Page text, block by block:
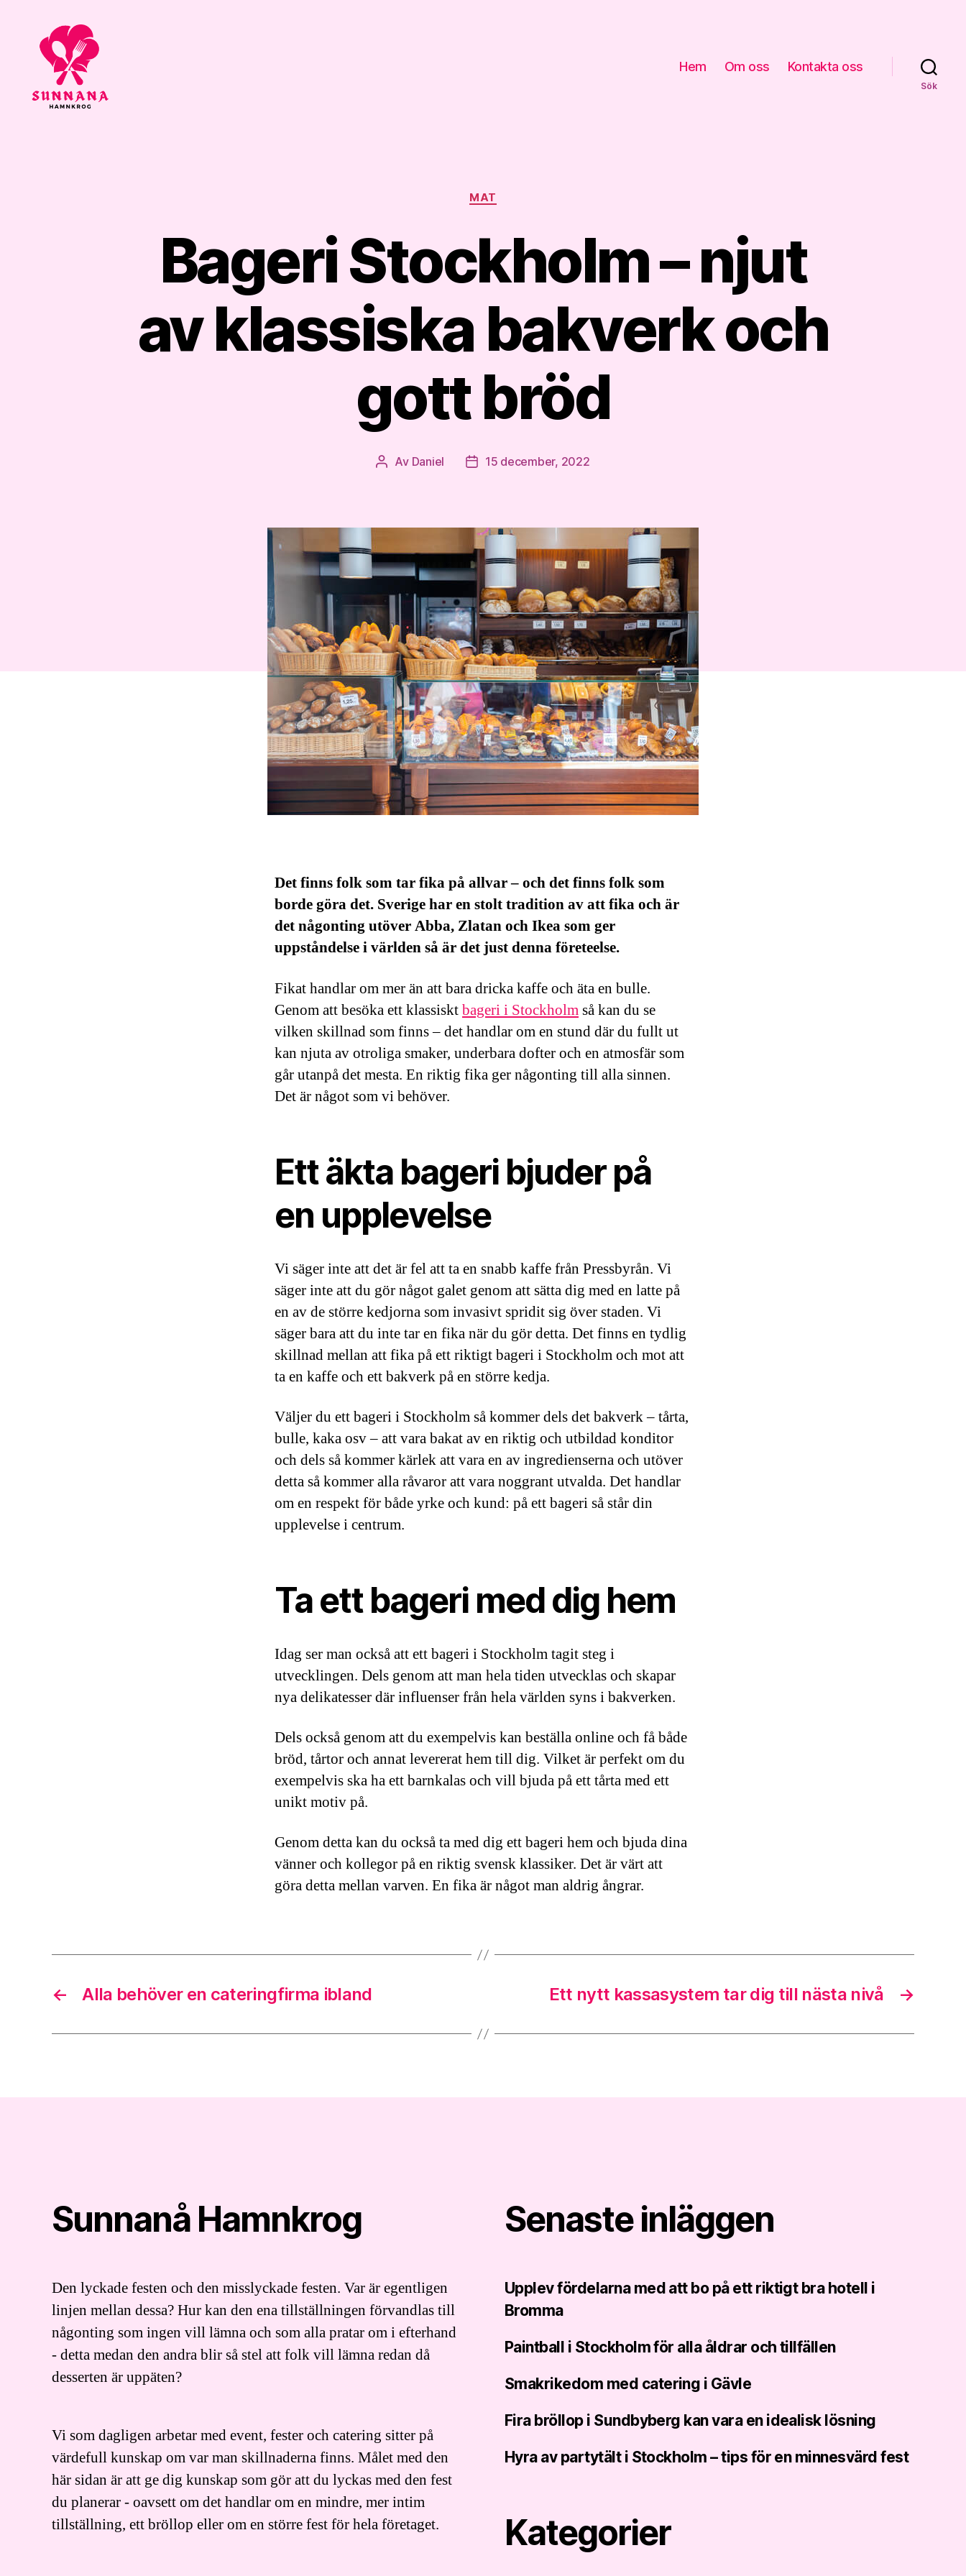
Hem Om oss Kontakta oss
Sök
Kategorier
MAT
Bageri Stockholm – njut
av klassiska bakverk och
gott bröd
Inläggsförfattare
Av Daniel Inläggsdatum
15 december, 2022
Det finns folk som tar fika på allvar – och det finns folk som
borde göra det. Sverige har en stolt tradition av att fika och är
det någonting utöver Abba, Zlatan och Ikea som ger
uppståndelse i världen så är det just denna företeelse.
Fikat handlar om mer än att bara dricka kaffe och äta en bulle.
Genom att besöka ett klassisktbageri i Stockholmså kan du se
vilken skillnad som finns – det handlar om en stund där du fullt ut
kan njuta av otroliga smaker, underbara dofter och en atmosfär som
går utanpå det mesta. En riktig fika ger någonting till alla sinnen.
Det är något som vi behöver.
Ett äkta bageri bjuder på
en upplevelse
Vi säger inte att det är fel att ta en snabb kaffe från Pressbyrån. Vi
säger inte att du gör något galet genom att sätta dig med en latte på
en av de större kedjorna som invasivt spridit sig över staden. Vi
säger bara att du inte tar en fika när du gör detta. Det finns en tydlig
skillnad mellan att fika på ett riktigt bageri i Stockholm och mot att
ta en kaffe och ett bakverk på en större kedja.
Väljer du ett bageri i Stockholm så kommer dels det bakverk – tårta,
bulle, kaka osv – att vara bakat av en riktig och utbildad konditor
och dels så kommer kärlek att vara en av ingredienserna och utöver
detta så kommer alla råvaror att vara noggrant utvalda. Det handlar
om en respekt för både yrke och kund: på ett bageri så står din
upplevelse i centrum.
Ta ett bageri med dig hem
Idag ser man också att ett bageri i Stockholm tagit steg i
utvecklingen. Dels genom att man hela tiden utvecklas och skapar
nya delikatesser där influenser från hela världen syns i bakverken.
Dels också genom att du exempelvis kan beställa online och få både
bröd, tårtor och annat levererat hem till dig. Vilket är perfekt om du
exempelvis ska ha ett barnkalas och vill bjuda på ett tårta med ett
unikt motiv på.
Genom detta kan du också ta med dig ett bageri hem och bjuda dina
vänner och kollegor på en riktig svensk klassiker. Det är värt att
göra detta mellan varven. En fika är något man aldrig ångrar.
← Alla behöver en cateringfirma ibland →
Ett nytt kassasystem tar dig till nästa nivå
Sunnanå Hamnkrog
Den lyckade festen och den misslyckade festen. Var är egentligen
linjen mellan dessa? Hur kan den ena tillställningen förvandlas till
någonting som ingen vill lämna och som alla pratar om i efterhand
- detta medan den andra blir så stel att folk vill lämna redan då
desserten är uppäten?
Vi som dagligen arbetar med event, fester och catering sitter på
värdefull kunskap om var man skillnaderna finns. Målet med den
här sidan är att ge dig kunskap som gör att du lyckas med den fest
du planerar - oavsett om det handlar om en mindre, mer intim
tillställning, ett bröllop eller om en större fest för hela företaget.
Senaste inläggen
Upplev fördelarna med att bo på ett riktigt bra hotell i
Bromma
Paintball i Stockholm för alla åldrar och tillfällen
Smakrikedom med catering i Gävle
Fira bröllop i Sundbyberg kan vara en idealisk lösning
Hyra av partytält i Stockholm – tips för en minnesvärd fest
Kategorier